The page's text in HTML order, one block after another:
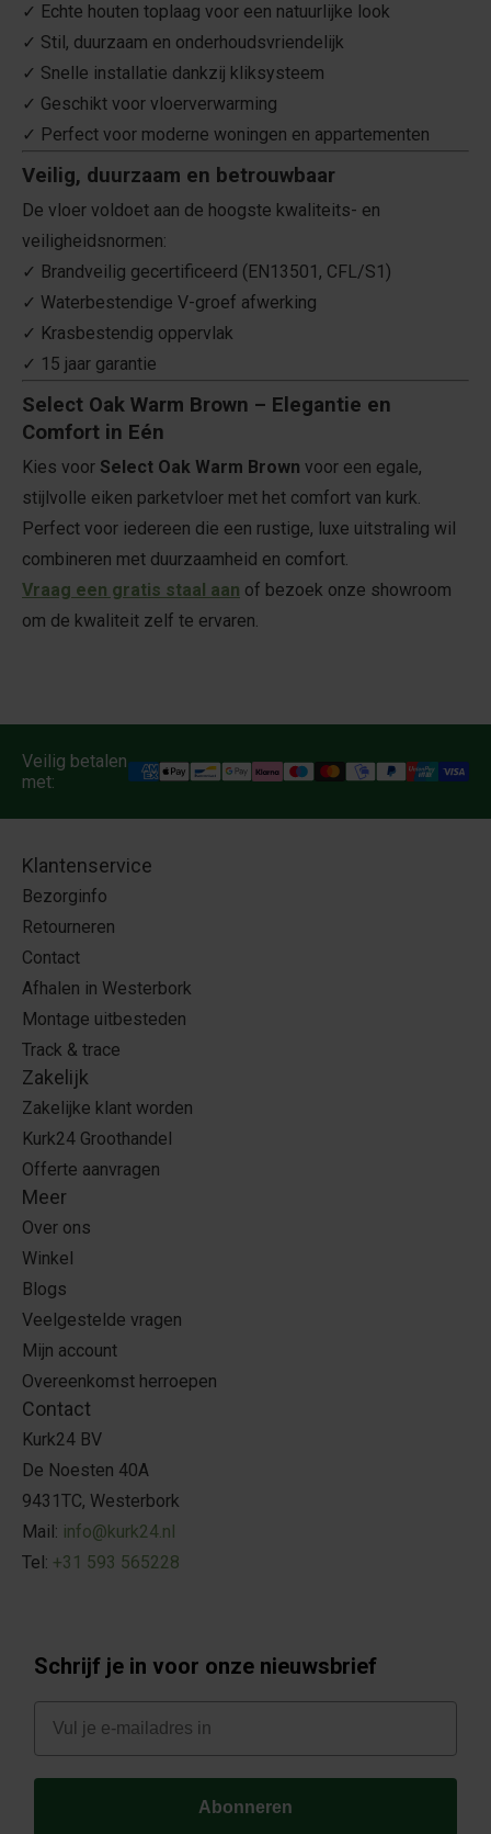
✓ Echte houten toplaag voor een natuurlijke look
✓ Stil, duurzaam en onderhoudsvriendelijk
✓ Snelle installatie dankzij kliksysteem
✓ Geschikt voor vloerverwarming
✓ Perfect voor moderne woningen en appartementen
Veilig, duurzaam en betrouwbaar
De vloer voldoet aan de hoogste kwaliteits- en
veiligheidsnormen:
✓ Brandveilig gecertificeerd (EN13501, CFL/S1)
✓ Waterbestendige V-groef afwerking
✓ Krasbestendig oppervlak
✓ 15 jaar garantie
Select Oak Warm Brown – Elegantie en
Comfort in Eén
Kies voor Select Oak Warm Brown voor een egale,
stijlvolle eiken parketvloer met het comfort van kurk.
Perfect voor iedereen die een rustige, luxe uitstraling wil
combineren met duurzaamheid en comfort.
Vraag een gratis staal aan of bezoek onze showroom
om de kwaliteit zelf te ervaren.
Veilig betalen
met:
Klantenservice
Bezorginfo
Retourneren
Contact
Afhalen in Westerbork
Montage uitbesteden
Track & trace
Zakelijk
Zakelijke klant worden
Kurk24 Groothandel
Offerte aanvragen
Meer
Over ons
Winkel
Blogs
Veelgestelde vragen
Mijn account
Overeenkomst herroepen
Contact
Kurk24 BV
De Noesten 40A
9431TC, Westerbork
Mail: info@kurk24.nl
Tel: +31 593 565228
Schrijf je in voor onze nieuwsbrief
E-mail
Abonneren